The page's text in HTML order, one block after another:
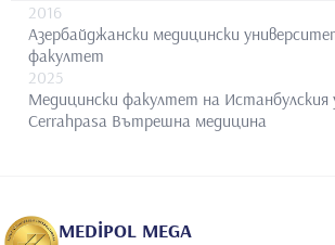
2016
Азербайджански медицински
факултет
2025
Медицински факултет на Истанбулския
Cerrahpasa Вътрешна медицина
MEDİPOL MEGA